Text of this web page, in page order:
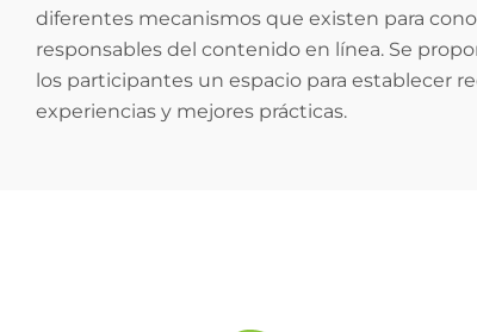
diferentes mecanismos que existen para
responsables del contenido en línea. Se
los participantes un espacio para establecer
experiencias y mejores prácticas.